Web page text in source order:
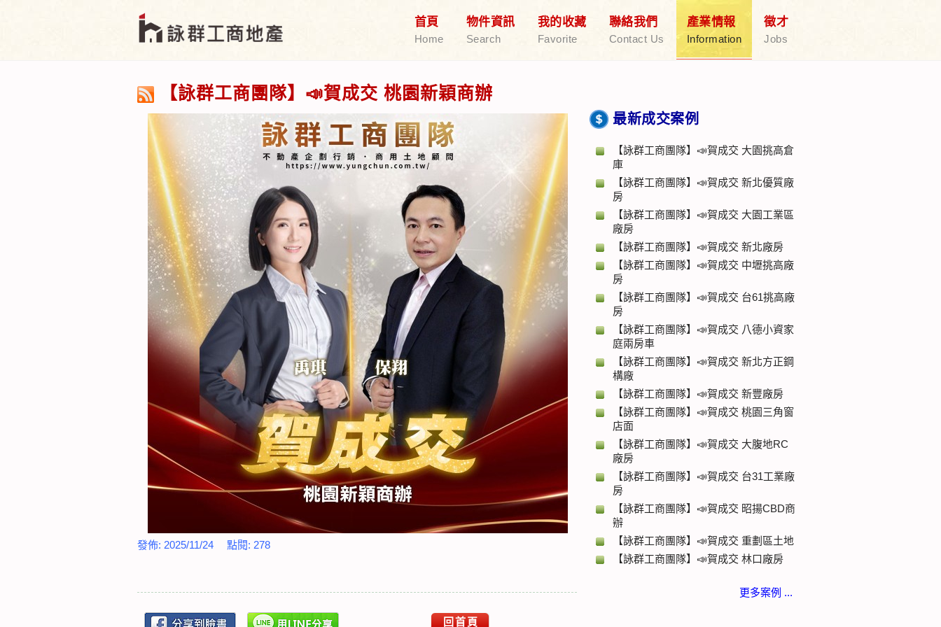
首頁
Home
物件資訊
Search
我的收藏
Favorite
聯絡我們
Contact Us
產業情報
Information
徵才
Jobs
【詠群工商團隊】📣賀成交 桃園新穎商辦
發佈: 2025/11/24 點閱: 278
回首頁
最新成交案例
【詠群工商團隊】📣賀成交 大園挑高倉
庫
【詠群工商團隊】📣賀成交 新北優質廠
房
【詠群工商團隊】📣賀成交 大園工業區
廠房
【詠群工商團隊】📣賀成交 新北廠房
【詠群工商團隊】📣賀成交 中壢挑高廠
房
【詠群工商團隊】📣賀成交 台61挑高廠
房
【詠群工商團隊】📣賀成交 八德小資家
庭兩房車
【詠群工商團隊】📣賀成交 新北方正鋼
構廠
【詠群工商團隊】📣賀成交 新豐廠房
【詠群工商團隊】📣賀成交 桃園三角窗
店面
【詠群工商團隊】📣賀成交 大腹地RC
廠房
【詠群工商團隊】📣賀成交 台31工業廠
房
【詠群工商團隊】📣賀成交 昭揚CBD商
辦
【詠群工商團隊】📣賀成交 重劃區土地
【詠群工商團隊】📣賀成交 林口廠房
更多案例 ...